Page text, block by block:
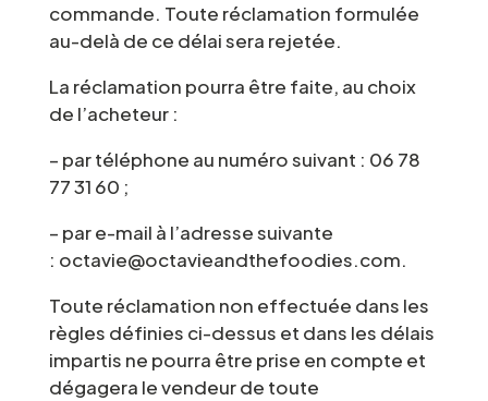
commande. Toute réclamation formulée
au-delà de ce délai sera rejetée.
La réclamation pourra être faite, au choix
de l’acheteur :
– par téléphone au numéro suivant : 06 78
77 31 60 ;
– par e-mail à l’adresse suivante
: octavie@octavieandthefoodies.com.
Toute réclamation non effectuée dans les
règles définies ci-dessus et dans les délais
impartis ne pourra être prise en compte et
dégagera le vendeur de toute